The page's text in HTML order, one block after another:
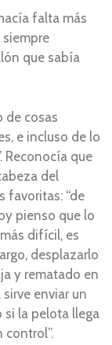
falta más
siempre
que sabía
de cosas
e incluso de lo
Reconocía que
del
favoritas: “de
pienso que lo
difícil, es
desplazarlo
y rematado en
enviar un
si la pelota llega